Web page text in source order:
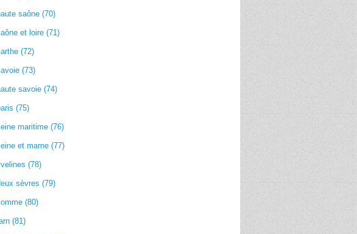
saône (70)
et loire (71)
(72)
(73)
savoie (74)
(75)
maritime (76)
et marne (77)
(78)
sèvres (79)
(80)
(81)